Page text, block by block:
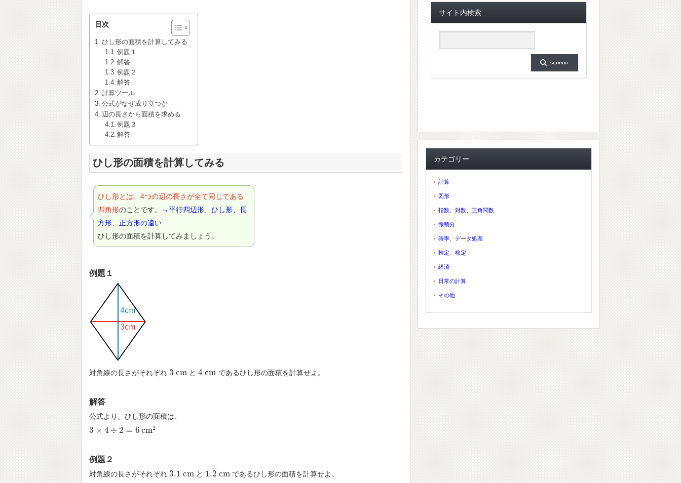
目次
ひし形の面積を計算してみる
例題１
解答
例題２
解答
計算ツール
公式がなぜ成り立つか
辺の長さから面積を求める
例題３
解答
ひし形の面積を計算してみる
ひし形とは、4つの辺の長さが全て同じである
四角形のことです。
→平行四辺形、ひし形、長
方形、正方形の違い
ひし形の面積を計算してみましょう。
例題１
対角線の長さがそれぞれ 3 cm
3 cm と4 cm
4 cm であるひし形の面積を計算せよ。
解答
公式より、ひし形の面積は、
3 × 4 ÷ 2 = 6 cm2
3 ×4 ÷2 =6 cm2
例題２
対角線の長さがそれぞれ 3.1 cm
3.1c m と 1.2 cm
1.2cm であるひし形の面積を計算せよ。
サイト内検索
カテゴリー
計算
図形
指数、対数、三角関数
微積分
確率、データ処理
推定、検定
経済
日常の計算
その他